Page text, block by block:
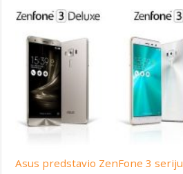
Asus predstavio ZenFone 3 seriju